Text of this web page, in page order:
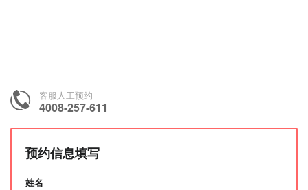
客服人工预约
4008-257-611
预约信息填写
姓名